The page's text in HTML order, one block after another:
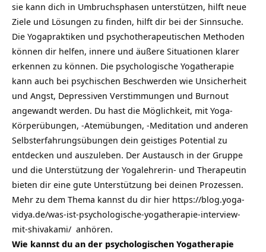
sie kann dich in Umbruchsphasen unterstützen, hilft neue
Ziele und Lösungen zu finden, hilft dir bei der Sinnsuche.
Die Yogapraktiken und psychotherapeutischen Methoden
können dir helfen, innere und äußere Situationen klarer
erkennen zu können. Die psychologische Yogatherapie
kann auch bei psychischen Beschwerden wie Unsicherheit
und Angst, Depressiven Verstimmungen und Burnout
angewandt werden. Du hast die Möglichkeit, mit Yoga-
Körperübungen, -Atemübungen, -Meditation und anderen
Selbsterfahrungsübungen dein geistiges Potential zu
entdecken und auszuleben. Der Austausch in der Gruppe
und die Unterstützung der Yogalehrerin- und Therapeutin
bieten dir eine gute Unterstützung bei deinen Prozessen.
Mehr zu dem Thema kannst du dir hier https://blog.yoga-
vidya.de/was-ist-psychologische-yogatherapie-interview-
mit-shivakami/ anhören.
Wie kannst du an der psychologischen Yogatherapie